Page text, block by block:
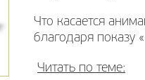
Что касается
благодаря показу
Читать по теме: